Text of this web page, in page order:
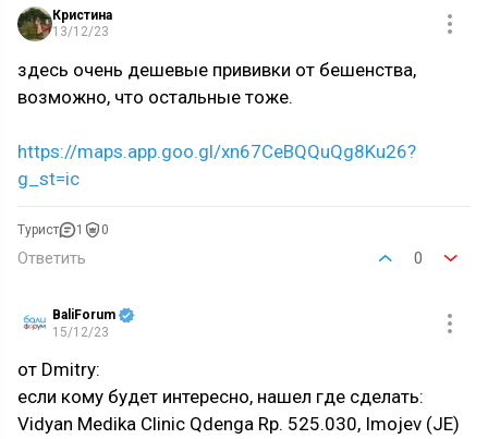
Кристина
13/12/23
здесь очень дешевые прививки от бешенства,
возможно, что остальные тоже.
https://maps.app.goo.gl/xn67CeBQQuQg8Ku26?
g_st=ic
Турист 1 0
Ответить 0
BaliForum
15/12/23
от Dmitry:
если кому будет интересно, нашел где сделать:
Vidyan Medika Clinic Qdenga Rp. 525.030, Imojev (JE)